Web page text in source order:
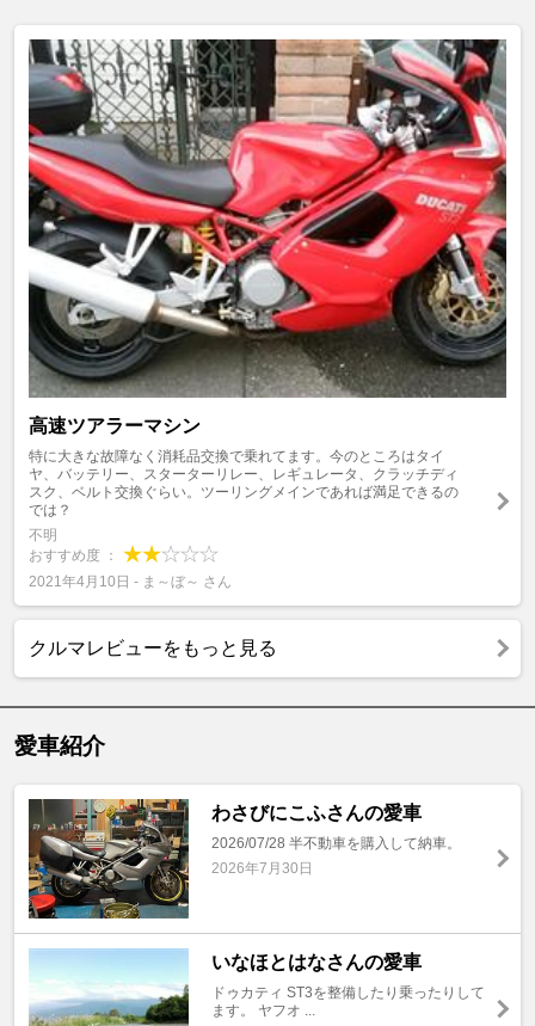
高速ツアラーマシン
特に大きな故障なく消耗品交換で乗れてます。今のところはタイ
ヤ、バッテリー、スターターリレー、レギュレータ、クラッチディ
スク、ベルト交換ぐらい。ツーリングメインであれば満足できるの
では？
不明
おすすめ度 ：
2021年4月10日 - ま～ぼ～ さん
クルマレビューをもっと見る
愛車紹介
わさびにこふさんの愛車
2026/07/28 半不動車を購入して納車。
2026年7月30日
いなほとはなさんの愛車
ドゥカティ ST3を整備したり乗ったりして
ます。 ヤフオ ...